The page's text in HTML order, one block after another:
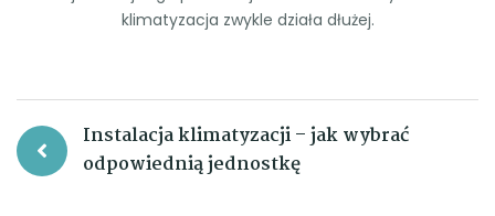
klimatyzacja zwykle działa dłużej.
Nawigacja
wpisu
Instalacja klimatyzacji – jak wybrać
odpowiednią jednostkę